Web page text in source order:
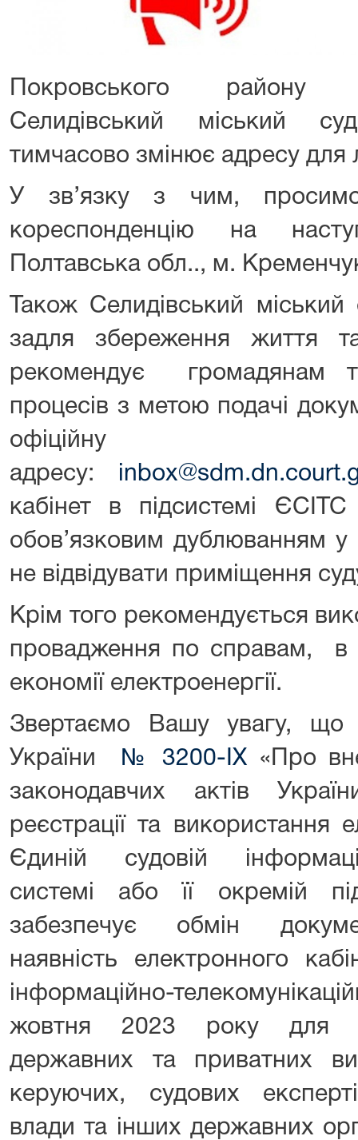
Покровського району
Селидівський міський
тимчасово змінює адресу для
У зв’язку з чим,
кореспонденцію на
Полтавська обл.., м.
Також Селидівський
задля збереження життя
рекомендує громадянам
процесів з метою подачі
офіційну
адресу:
кабінет в підсистемі
обов’язковим дублюванням у
не відвідувати приміщення
Крім того рекомендується
провадження по справам, в
економії електроенергії.
Звертаємо Вашу увагу, що
України
№ 3200-ІХ «Про
законодавчих актів
реєстрації та використання
Єдиній судовій
системі або її окремій
забезпечує обмін
наявність електронного
інформаційно-
жовтня 2023 року для
державних та приватних
керуючих, судових
влади та інших державних